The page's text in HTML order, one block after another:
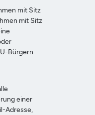
mit Sitz
mit Sitz
Bürgern
einer
Adresse,